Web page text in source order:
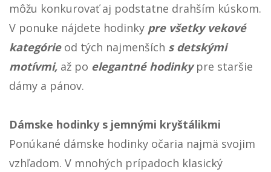
môžu konkurovať aj podstatne drahším kúskom.
V ponuke nájdete hodinky pre všetky vekové
kategórieod tých najmenších s detskými
motívmi, až po elegantné hodinkypre staršie
dámy a pánov.
Dámske hodinky s jemnými kryštálikmi
Ponúkané dámske hodinky očaria najmä svojim
vzhľadom. V mnohých prípadoch klasický